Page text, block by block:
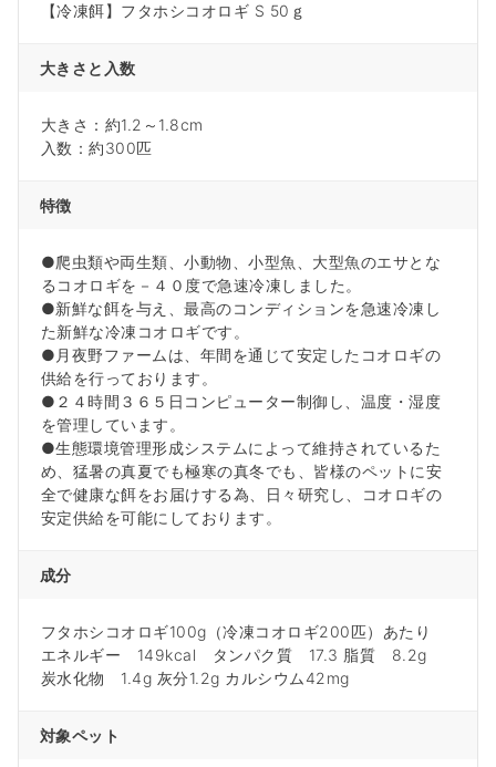
【冷凍餌】フタホシコオロギ S 50ｇ
大きさと入数
大きさ：約1.2～1.8cm
入数：約300匹
特徴
●爬虫類や両生類、小動物、小型魚、大型魚のエサとな
るコオロギを－４０度で急速冷凍しました。
●新鮮な餌を与え、最高のコンディションを急速冷凍し
た新鮮な冷凍コオロギです。
●月夜野ファームは、年間を通じて安定したコオロギの
供給を行っております。
●２４時間３６５日コンピューター制御し、温度・湿度
を管理しています。
●生態環境管理形成システムによって維持されているた
め、猛暑の真夏でも極寒の真冬でも、皆様のペットに安
全で健康な餌をお届けする為、日々研究し、コオロギの
安定供給を可能にしております。
成分
フタホシコオロギ100g（冷凍コオロギ200匹）あたり
エネルギー 149kcal タンパク質 17.3 脂質 8.2g
炭水化物 1.4g 灰分1.2g カルシウム42mg
対象ペット